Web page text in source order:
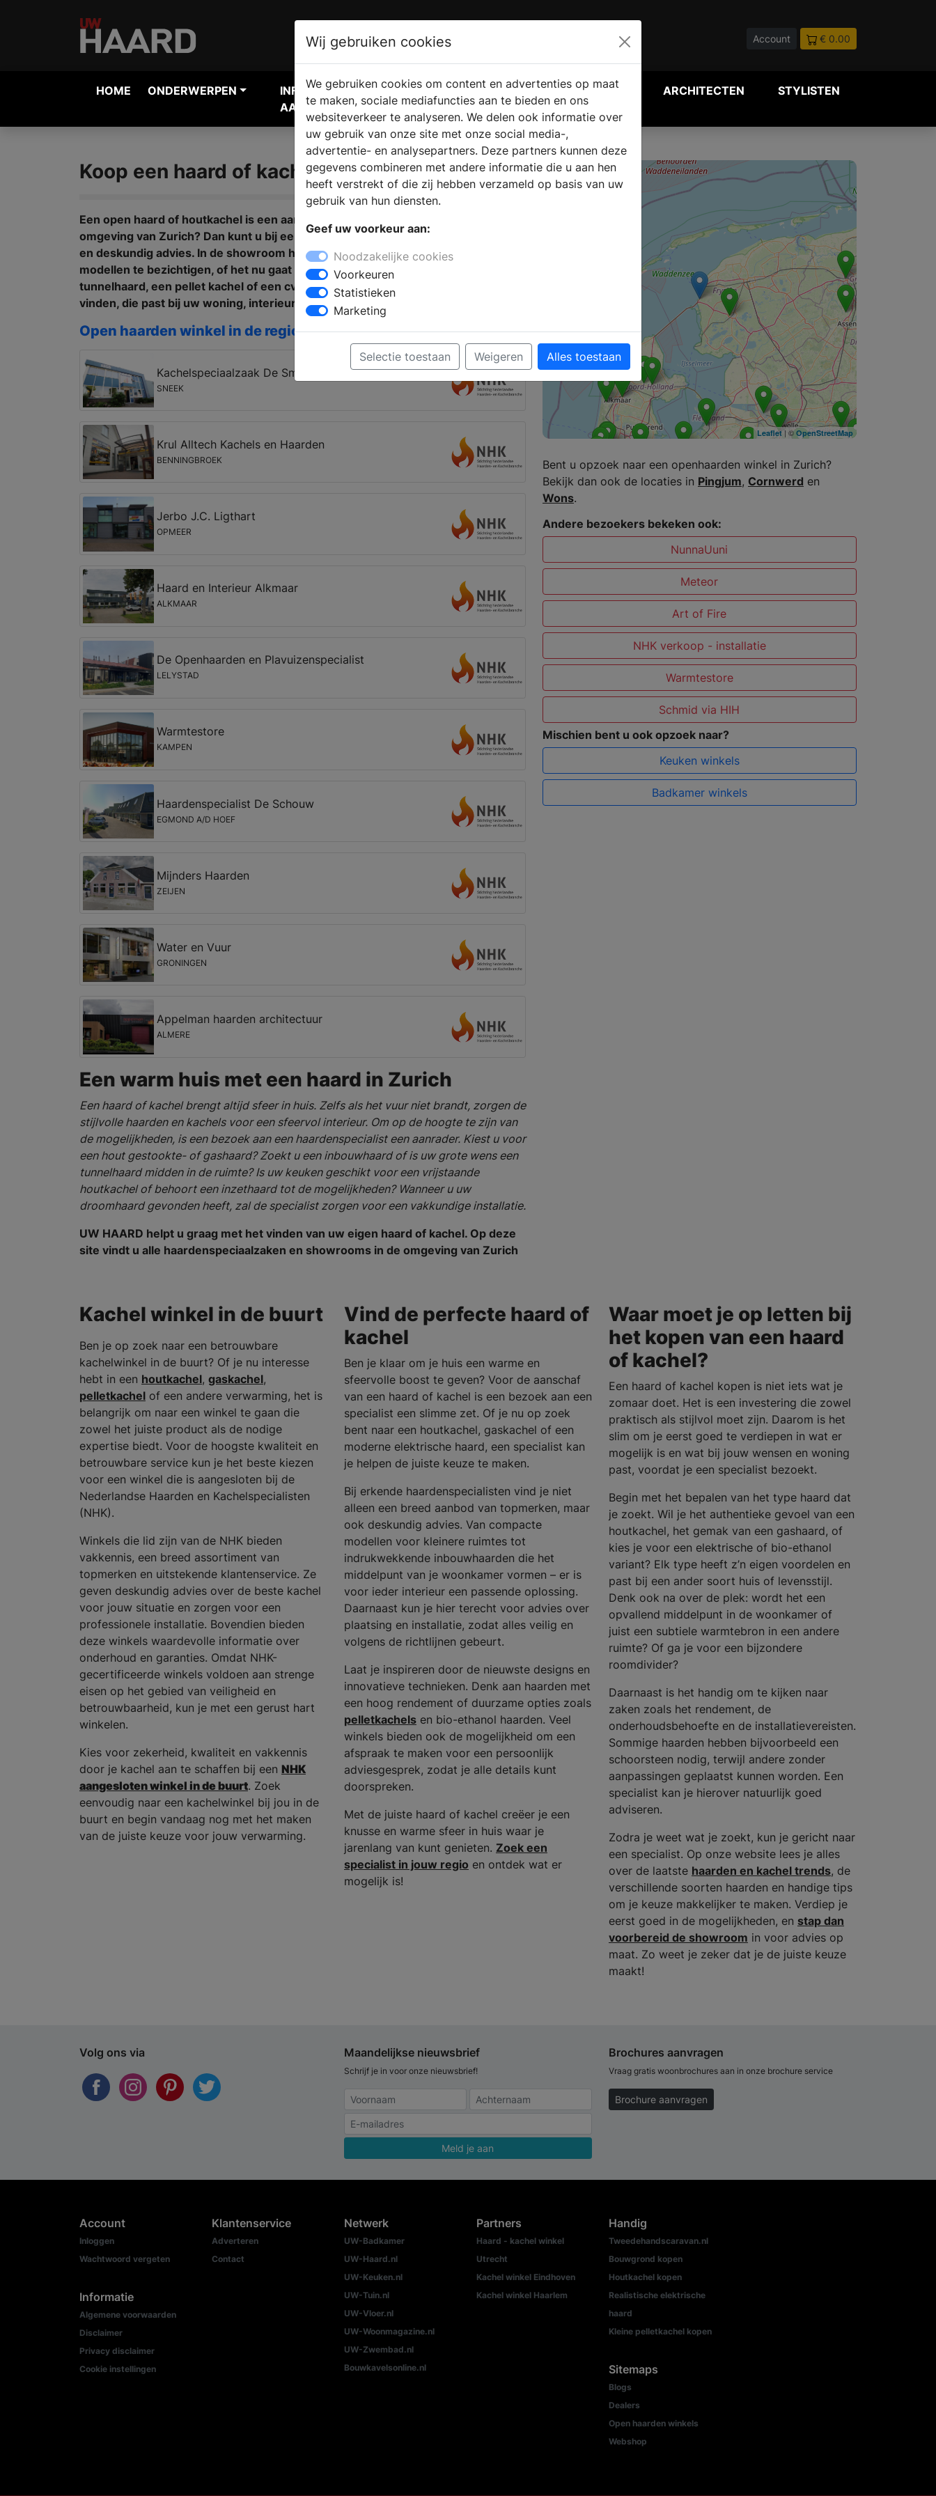
Account € 0.00
HOME ONDERWERPEN
INFORMATIE
AANVRAGEN
VERKOOPLOCATIE
VINDEN
WEBSHOP ARCHITECTEN STYLISTEN
Koop een haard of kachel in Zurich
Een open haard of houtkachel is een aanwinst voor elke woning. Woont u in de
omgeving van Zurich? Dan kunt u bij een haardenspecialist terecht voor inspiratie
en deskundig advies. In de showroom heeft u de mogelijkheid om verschillende
modellen te bezichtigen, of het nu gaat om een open haard, een gashaard, een
tunnelhaard, een pellet kachel of een cv houthaard. Zo kunt u een eigen haard
vinden, die past bij uw woning, interieur en budget.
Open haarden winkel in de regio Zurich
Kachelspeciaalzaak De Smidse
SNEEK
Krul Alltech Kachels en Haarden
BENNINGBROEK
Jerbo J.C. Ligthart
OPMEER
Haard en Interieur Alkmaar
ALKMAAR
De Openhaarden en Plavuizenspecialist
LELYSTAD
Warmtestore
KAMPEN
Haardenspecialist De Schouw
EGMOND A/D HOEF
Mijnders Haarden
ZEIJEN
Water en Vuur
GRONINGEN
Appelman haarden architectuur
ALMERE
Een warm huis met een haard in Zurich
Een haard of kachel brengt altijd sfeer in huis. Zelfs als het vuur niet brandt, zorgen de
stijlvolle haarden en kachels voor een sfeervol interieur. Om op de hoogte te zijn van
de mogelijkheden, is een bezoek aan een haardenspecialist een aanrader. Kiest u voor
een hout gestookte- of gashaard? Zoekt u een inbouwhaard of is uw grote wens een
tunnelhaard midden in de ruimte? Is uw keuken geschikt voor een vrijstaande
houtkachel of behoort een inzethaard tot de mogelijkheden? Wanneer u uw
droomhaard gevonden heeft, zal de specialist zorgen voor een vakkundige installatie.
UW HAARD helpt u graag met het vinden van uw eigen haard of kachel. Op deze
site vindt u alle haardenspeciaalzaken en showrooms in de omgeving van Zurich
+
Leaflet| ©OpenStreetMap
Bent u opzoek naar een openhaarden winkel in Zurich?
Bekijk dan ook de locaties in Pingjum, Cornwerd en
Wons.
Andere bezoekers bekeken ook:
NunnaUuni
Meteor
Art of Fire
NHK verkoop - installatie
Warmtestore
Schmid via HIH
Mischien bent u ook opzoek naar?
Keuken winkels
Badkamer winkels
Kachel winkel in de buurt
Ben je op zoek naar een betrouwbare
kachelwinkel in de buurt? Of je nu interesse
hebt in een houtkachel, gaskachel,
pelletkachel of een andere verwarming, het is
belangrijk om naar een winkel te gaan die
zowel het juiste product als de nodige
expertise biedt. Voor de hoogste kwaliteit en
betrouwbare service kun je het beste kiezen
voor een winkel die is aangesloten bij de
Nederlandse Haarden en Kachelspecialisten
(NHK).
Winkels die lid zijn van de NHK bieden
vakkennis, een breed assortiment van
topmerken en uitstekende klantenservice. Ze
geven deskundig advies over de beste kachel
voor jouw situatie en zorgen voor een
professionele installatie. Bovendien bieden
deze winkels waardevolle informatie over
onderhoud en garanties. Omdat NHK-
gecertificeerde winkels voldoen aan strenge
eisen op het gebied van veiligheid en
betrouwbaarheid, kun je met een gerust hart
winkelen.
Kies voor zekerheid, kwaliteit en vakkennis
door je kachel aan te schaffen bij een NHK
aangesloten winkel in de buurt. Zoek
eenvoudig naar een kachelwinkel bij jou in de
buurt en begin vandaag nog met het maken
van de juiste keuze voor jouw verwarming.
Vind de perfecte haard of
kachel
Ben je klaar om je huis een warme en
sfeervolle boost te geven? Voor de aanschaf
van een haard of kachel is een bezoek aan een
specialist een slimme zet. Of je nu op zoek
bent naar een houtkachel, gaskachel of een
moderne elektrische haard, een specialist kan
je helpen de juiste keuze te maken.
Bij erkende haardenspecialisten vind je niet
alleen een breed aanbod van topmerken, maar
ook deskundig advies. Van compacte
modellen voor kleinere ruimtes tot
indrukwekkende inbouwhaarden die het
middelpunt van je woonkamer vormen – er is
voor ieder interieur een passende oplossing.
Daarnaast kun je hier terecht voor advies over
plaatsing en installatie, zodat alles veilig en
volgens de richtlijnen gebeurt.
Laat je inspireren door de nieuwste designs en
innovatieve technieken. Denk aan haarden met
een hoog rendement of duurzame opties zoals
pelletkachelsen bio-ethanol haarden. Veel
winkels bieden ook de mogelijkheid om een
afspraak te maken voor een persoonlijk
adviesgesprek, zodat je alle details kunt
doorspreken.
Met de juiste haard of kachel creëer je een
knusse en warme sfeer in huis waar je
jarenlang van kunt genieten. Zoek een
specialist in jouw regio en ontdek wat er
mogelijk is!
Waar moet je op letten bij
het kopen van een haard
of kachel?
Een haard of kachel kopen is niet iets wat je
zomaar doet. Het is een investering die zowel
praktisch als stijlvol moet zijn. Daarom is het
slim om je eerst goed te verdiepen in wat er
mogelijk is en wat bij jouw wensen en woning
past, voordat je een specialist bezoekt.
Begin met het bepalen van het type haard dat
je zoekt. Wil je het authentieke gevoel van een
houtkachel, het gemak van een gashaard, of
kies je voor een elektrische of bio-ethanol
variant? Elk type heeft z’n eigen voordelen en
past bij een ander soort huis of levensstijl.
Denk ook na over de plek: wordt het een
opvallend middelpunt in de woonkamer of
juist een subtiele warmtebron in een andere
ruimte? Of ga je voor een bijzondere
roomdivider?
Daarnaast is het handig om te kijken naar
zaken zoals het rendement, de
onderhoudsbehoefte en de installatievereisten.
Sommige haarden hebben bijvoorbeeld een
schoorsteen nodig, terwijl andere zonder
aanpassingen geplaatst kunnen worden. Een
specialist kan je hierover natuurlijk goed
adviseren.
Zodra je weet wat je zoekt, kun je gericht naar
een specialist. Op onze website lees je alles
over de laatste haarden en kachel trends, de
verschillende soorten haarden en handige tips
om je keuze makkelijker te maken. Verdiep je
eerst goed in de mogelijkheden, en stap dan
voorbereid de showroom in voor advies op
maat. Zo weet je zeker dat je de juiste keuze
maakt!
Wij gebruiken cookies
We gebruiken cookies om content en advertenties op maat
te maken, sociale mediafuncties aan te bieden en ons
websiteverkeer te analyseren. We delen ook informatie over
uw gebruik van onze site met onze social media-,
advertentie- en analysepartners. Deze partners kunnen deze
gegevens combineren met andere informatie die u aan hen
heeft verstrekt of die zij hebben verzameld op basis van uw
gebruik van hun diensten.
Geef uw voorkeur aan:
Noodzakelijke cookies
Voorkeuren
Statistieken
Marketing
Selectie toestaan Weigeren Alles toestaan
Volg ons via Maandelijkse nieuwsbrief
Schrijf je in voor onze nieuwsbrief!
Meld je aan
Brochures aanvragen
Vraag gratis woonbrochures aan in onze brochure service
Brochure aanvragen
Account
Inloggen
Wachtwoord vergeten
Informatie
Algemene voorwaarden
Disclaimer
Privacy disclaimer
Cookie instellingen
Klantenservice
Adverteren
Contact
Netwerk
UW-Badkamer
UW-Haard.nl
UW-Keuken.nl
UW-Tuin.nl
UW-Vloer.nl
UW-Woonmagazine.nl
UW-Zwembad.nl
Bouwkavelsonline.nl
Partners
Haard - kachel winkel
Utrecht
Kachel winkel Eindhoven
Kachel winkel Haarlem
Handig
Tweedehandscaravan.nl
Bouwgrond kopen
Houtkachel kopen
Realistische elektrische
haard
Kleine pelletkachel kopen
Sitemaps
Blogs
Dealers
Open haarden winkels
Webshop